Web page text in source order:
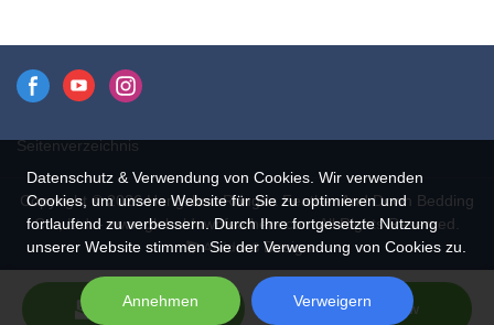
Spezifikationen der
kundenspezifischen 4-6 cm
weißen Entenfeder des
Ihre Bedürfnisse angepasst
werden.
Seitenverzeichnis
Copyright © 2026 Hangzhou Rongda Feather And Down Bedding
Co., Ltd. - www.globaldownfeathers.com All Rights Reserved.
Design
Send Inquiry Chat Now
Datenschutz & Verwendung von Cookies. Wir verwenden
Cookies, um unsere Website für Sie zu optimieren und
fortlaufend zu verbessern. Durch Ihre fortgesetzte Nutzung
unserer Website stimmen Sie der Verwendung von Cookies zu.
Annehmen Verweigern